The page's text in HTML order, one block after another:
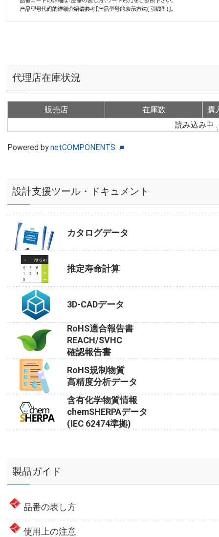
代理店在庫状況
販売店 在庫数
購
読み込み中
Powered bynetCOMPONENTS
設計支援ツール・ドキュメント
カタログデータ
推定寿命計算
3D-CADデータ
RoHS適合報告書
REACH/SVHC
確認報告書
RoHS規制物質
高精度分析データ
含有化学物質情報
chemSHERPAデータ
(IEC 62474準拠)
製品ガイド
品番の表し方
使用上の注意